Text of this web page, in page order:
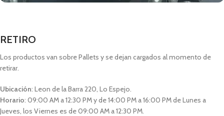
RETIRO
Los productos van sobre Pallets y se dejan cargados al momento de
retirar.
Ubicación: Leon de la Barra 220, Lo Espejo.
Horario: 09:00 AM a 12:30 PM y de 14:00 PM a 16:00 PM de Lunes a
Jueves, los Viernes es de 09:00 AM a 12:30 PM.